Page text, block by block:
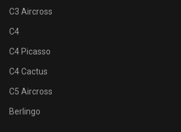
C3 Aircross
C4
C4 Picasso
C4 Cactus
C5 Aircross
Berlingo